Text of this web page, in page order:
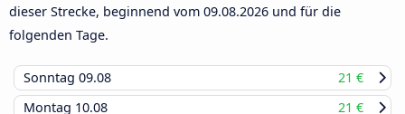
dieser Strecke, beginnend vom 09.08.2026 und für die
folgenden Tage.
Sonntag 09.08
21 €
Montag 10.08
21 €